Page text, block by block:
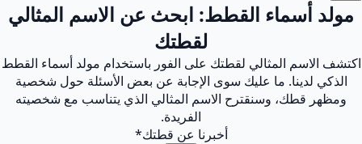
مولد أسماء القطط: ابحث عن الاسم المثالي
لقطتك
اكتشف الاسم المثالي لقطتك على الفور باستخدام مولد أسماء القطط
الذكي لدينا. ما عليك سوى الإجابة عن بعض الأسئلة حول شخصية
ومظهر قطك، وسنقترح الاسم المثالي الذي يتناسب مع شخصيته
الفريدة.
أخبرنا عن قطتك*